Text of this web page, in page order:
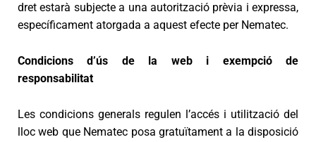
dret estarà subjecte a una autorització prèvia i expressa,
específicament atorgada a aquest efecte per Nematec.
Condicions d’ús de la web i exempció de
responsabilitat
Les condicions generals regulen l’accés i utilització del
lloc web que Nematec posa gratuïtament a la disposició